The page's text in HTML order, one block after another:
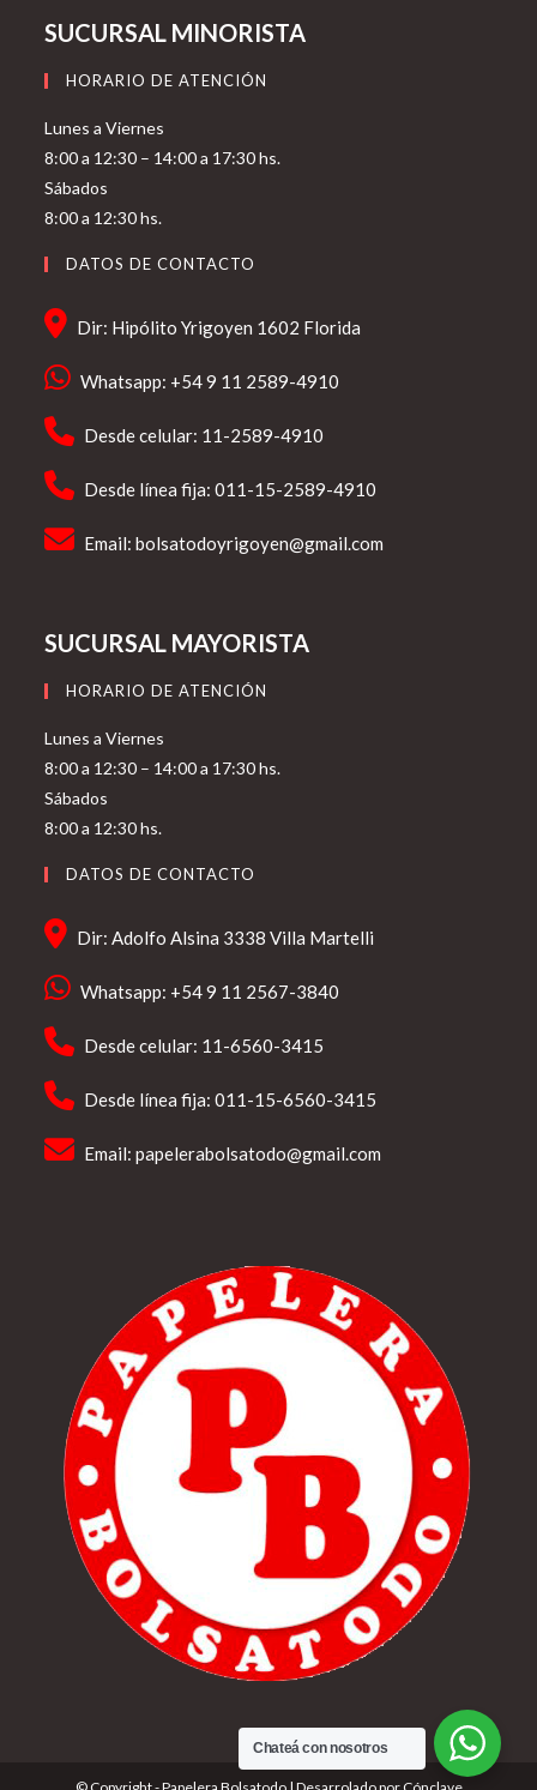
SUCURSAL MINORISTA
HORARIO DE ATENCIÓN
Lunes a Viernes
8:00 a 12:30 – 14:00 a 17:30 hs.
Sábados
8:00 a 12:30 hs.
DATOS DE CONTACTO
Dir: Hipólito Yrigoyen 1602 Florida
Whatsapp: +54 9 11 2589-4910
Desde celular: 11-2589-4910
Desde línea fija: 011-15-2589-4910
Email:bolsatodoyrigoyen@gmail.com
SUCURSAL MAYORISTA
HORARIO DE ATENCIÓN
Lunes a Viernes
8:00 a 12:30 – 14:00 a 17:30 hs.
Sábados
8:00 a 12:30 hs.
DATOS DE CONTACTO
Dir: Adolfo Alsina 3338 Villa Martelli
Whatsapp: +54 9 11 2567-3840
Desde celular: 11-6560-3415
Desde línea fija: 011-15-6560-3415
Email:papelerabolsatodo@gmail.com
Chateá con nosotros